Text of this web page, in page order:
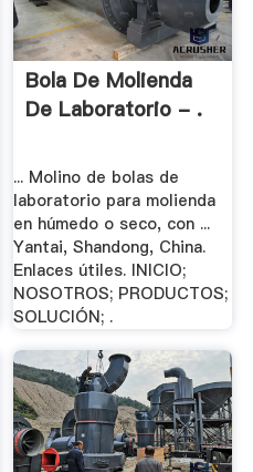
Bola De Molienda
De Laboratorio - .
... Molino de bolas de
laboratorio para molienda
en húmedo o seco, con ...
Yantai, Shandong, China.
Enlaces útiles. INICIO;
NOSOTROS; PRODUCTOS;
SOLUCIÓN; .